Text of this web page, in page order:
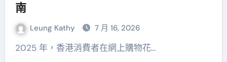
南
Leung Kathy 7 月 16, 2026
2025 年，香港消費者在網上購物花…